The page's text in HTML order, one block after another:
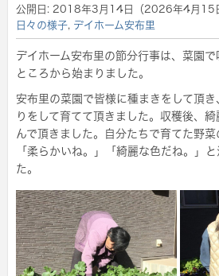
公開日: 2018年3月14日 （2026年4月15
日々の様子, デイホーム安布里
デイホーム安布里の節分行事は、菜園
ところから始まりました。
安布里の菜園で皆様に種まきをして頂
りをして育てて頂きました。収穫後、
んで頂きました。自分たちで育てた野菜
「柔らかいね。」「綺麗な色だね。」
た。